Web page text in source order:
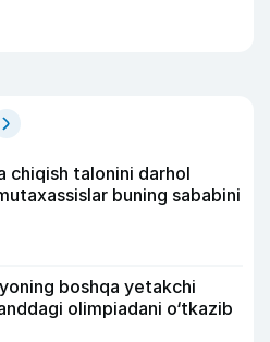
chiqish talonini darhol
buning sababini
boshqa yetakchi
olimpiadani o‘tkazib